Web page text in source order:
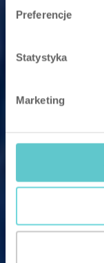
Preferencje
Statystyka
Marketing